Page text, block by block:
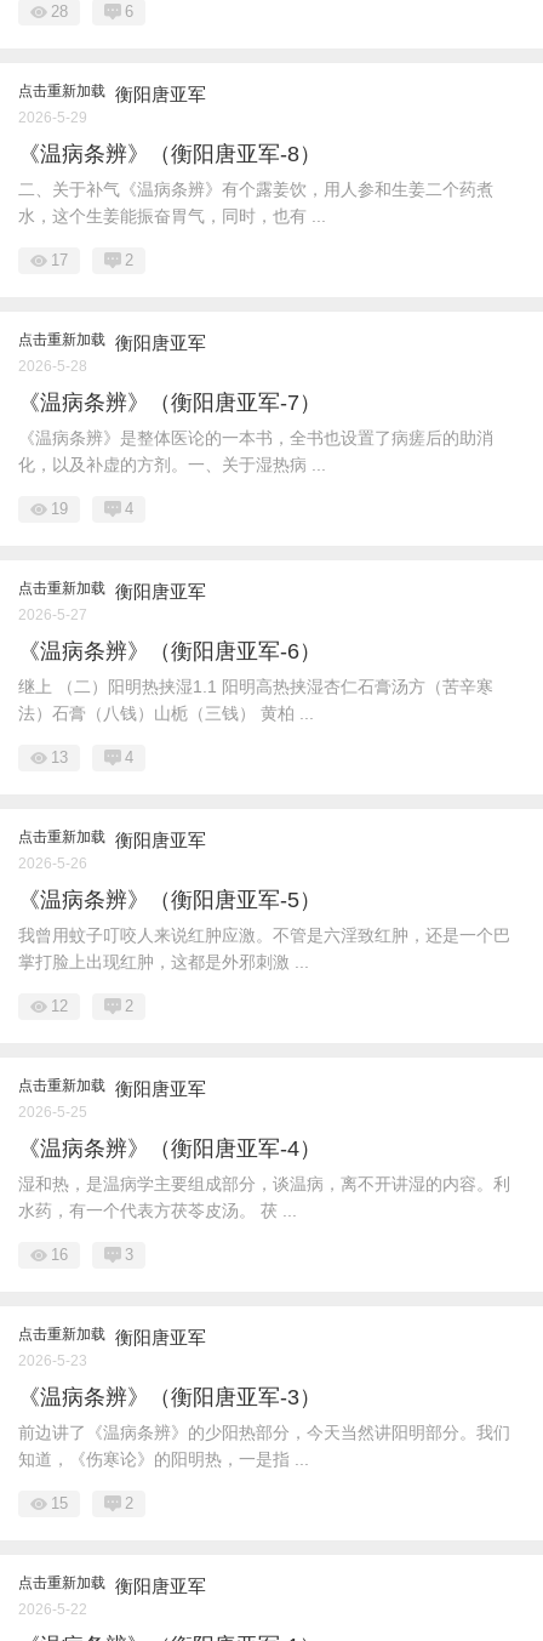
28 6
点击重新加载 衡阳唐亚军
2026-5-29
《温病条辨》（衡阳唐亚军-8）
二、关于补气《温病条辨》有个露姜饮，用人参和生姜二个药煮
水，这个生姜能振奋胃气，同时，也有 ...
17 2
点击重新加载 衡阳唐亚军
2026-5-28
《温病条辨》（衡阳唐亚军-7）
《温病条辨》是整体医论的一本书，全书也设置了病瘥后的助消
化，以及补虚的方剂。一、关于湿热病 ...
19 4
点击重新加载 衡阳唐亚军
2026-5-27
《温病条辨》（衡阳唐亚军-6）
继上 （二）阳明热挟湿1.1 阳明高热挟湿杏仁石膏汤方（苦辛寒
法）石膏（八钱）山栀（三钱） 黄柏 ...
13 4
点击重新加载 衡阳唐亚军
2026-5-26
《温病条辨》（衡阳唐亚军-5）
我曾用蚊子叮咬人来说红肿应激。不管是六淫致红肿，还是一个巴
掌打脸上出现红肿，这都是外邪刺激 ...
12 2
点击重新加载 衡阳唐亚军
2026-5-25
《温病条辨》（衡阳唐亚军-4）
湿和热，是温病学主要组成部分，谈温病，离不开讲湿的内容。利
水药，有一个代表方茯苓皮汤。 茯 ...
16 3
点击重新加载 衡阳唐亚军
2026-5-23
《温病条辨》（衡阳唐亚军-3）
前边讲了《温病条辨》的少阳热部分，今天当然讲阳明部分。我们
知道，《伤寒论》的阳明热，一是指 ...
15 2
点击重新加载 衡阳唐亚军
2026-5-22